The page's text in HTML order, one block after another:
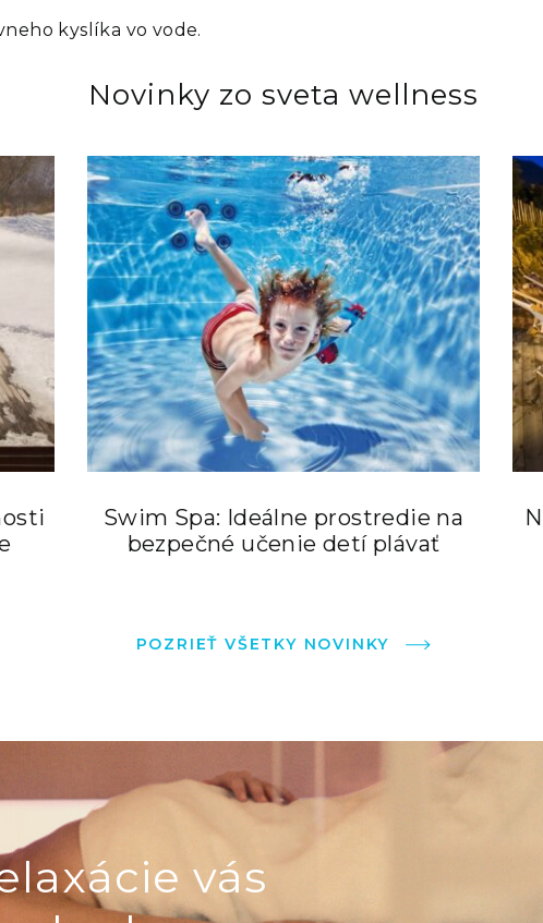
kyslíka vo vode.
Novinky zo sveta wellness
Swim Spa: Ideálne prostredie na
bezpečné učenie detí plávať
POZRIEŤ VŠETKY NOVINKY
vás